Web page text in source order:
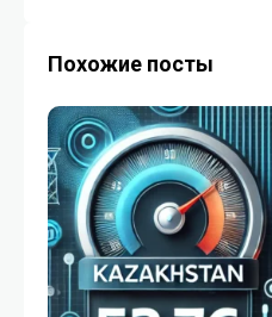
Похожие посты